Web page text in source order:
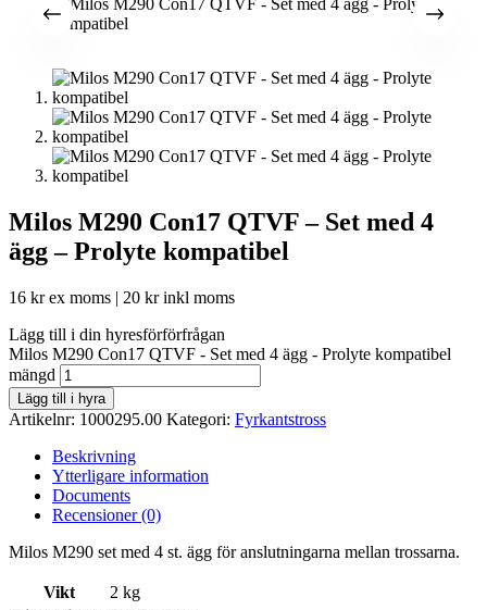
Milos M290 Con17 QTVF – Set med 4
ägg – Prolyte kompatibel
16 krex moms | 20 krinkl moms
Lägg till i din hyresförförfrågan
Milos M290 Con17 QTVF - Set med 4 ägg - Prolyte kompatibel
mängd
Lägg till i hyra
Artikelnr: 1000295.00 Kategori: Fyrkantstross
Beskrivning
Ytterligare information
Documents
Recensioner (0)
Milos M290 set med 4 st. ägg för anslutningarna mellan trossarna.
Vikt
2 kg